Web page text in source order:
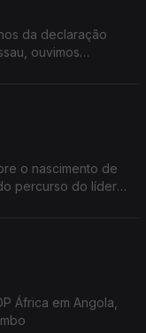
da declaração
ouvimos
o nascimento de
percurso do líder
África em Angola,